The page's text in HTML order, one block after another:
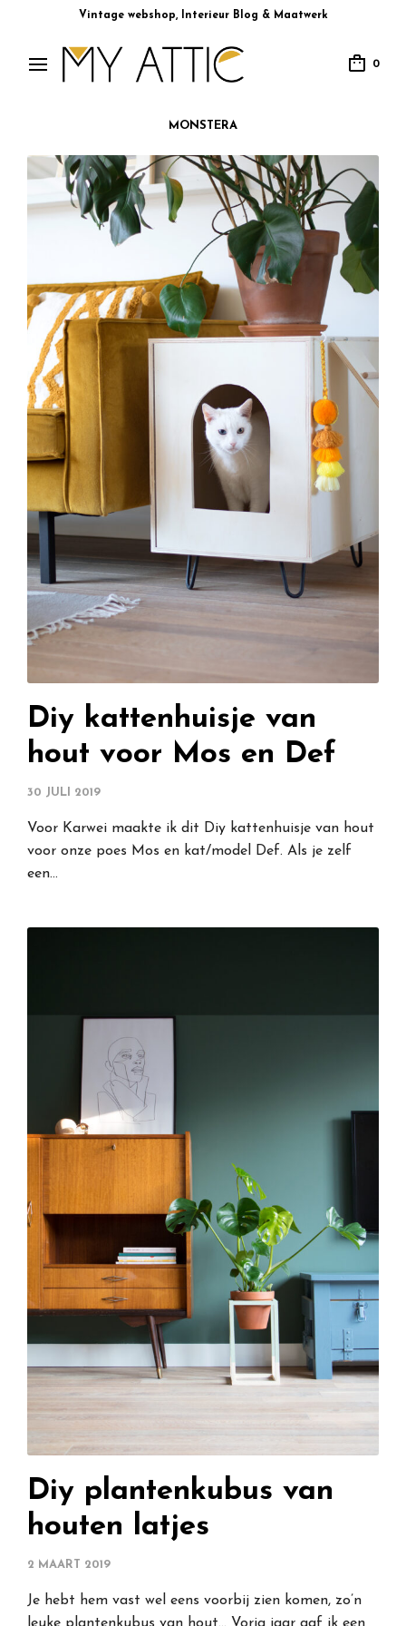
Vintage webshop, Interieur Blog & Maatwerk
0
MONSTERA
Diy kattenhuisje van
hout voor Mos en Def
30 JULI 2019
Voor Karwei maakte ik dit Diy kattenhuisje van hout
voor onze poes Mos en kat/model Def. Als je zelf
een…
Diy plantenkubus van
houten latjes
2 MAART 2019
Je hebt hem vast wel eens voorbij zien komen, zo’n